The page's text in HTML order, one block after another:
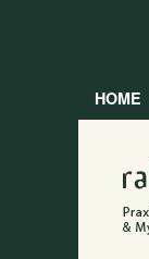
HOME